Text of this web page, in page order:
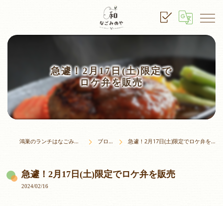
急遽！2月17日(土)限定で
ロケ弁を販売
鴻巣のランチはなごみのや ブログ 急遽！2月17日(土)限定でロケ弁を販売
急遽！2月17日(土)限定でロケ弁を販売
2024/02/16